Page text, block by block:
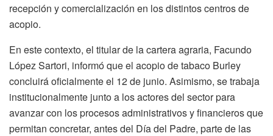
recepción y comercialización en los distintos centros de
acopio.
En este contexto, el titular de la cartera agraria, Facundo
López Sartori, informó que el acopio de tabaco Burley
concluirá oficialmente el 12 de junio. Asimismo, se trabaja
institucionalmente junto a los actores del sector para
avanzar con los procesos administrativos y financieros que
permitan concretar, antes del Día del Padre, parte de las